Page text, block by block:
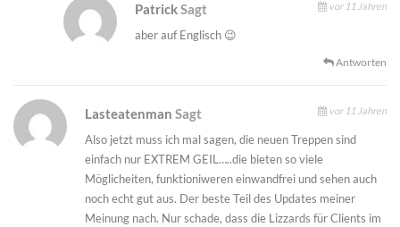
PatrickSagt vor 11 Jahren
aber auf Englisch 😉
Antworten
Lasteatenman Sagt vor 11 Jahren
Also jetzt muss ich mal sagen, die neuen Treppen sind
einfach nur EXTREM GEIL…..die bieten so viele
Möglicheiten, funktioniweren einwandfrei und sehen auch
noch echt gut aus. Der beste Teil des Updates meiner
Meinung nach. Nur schade, dass die Lizzards für Clients im